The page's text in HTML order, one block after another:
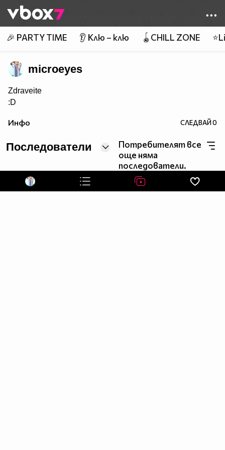
👾
🎉 PARTY TIME 👂 Клю – клю 🪀CHILL ZONE
microeyes
Zdraveite
:D
Инфо СЛЕДВАЙ0
Последователи
Потребителят все
още няма
последователи.